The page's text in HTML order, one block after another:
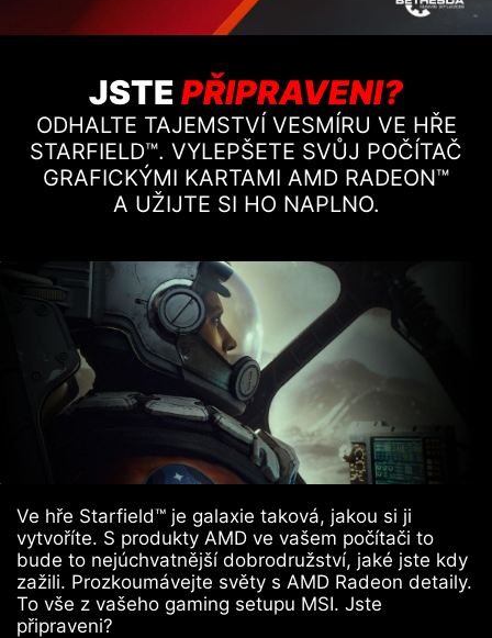
JSTEPŘIPRAVENI?
ODHALTE TAJEMSTVÍ VESMÍRU VE HŘE
STARFIELD™. VYLEPŠETE SVŮJ POČÍTAČ
GRAFICKÝMI KARTAMI AMD RADEON™
A UŽIJTE SI HO NAPLNO.
Ve hře Starfield™ je galaxie taková, jakou si ji
vytvoříte. S produkty AMD ve vašem počítači to
bude to nejúchvatnější dobrodružství, jaké jste kdy
zažili. Prozkoumávejte světy s AMD Radeon detaily.
To vše z vašeho gaming setupu MSI. Jste
připraveni?